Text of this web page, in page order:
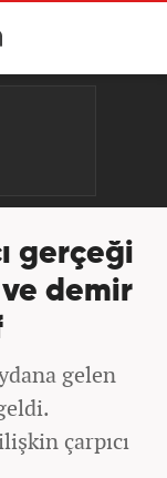
gerçeği
demir
gelen
çarpıcı